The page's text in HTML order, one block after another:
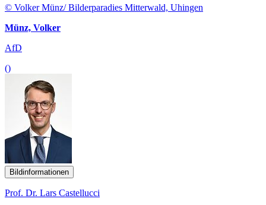
© Volker Münz/ Bilderparadies Mitterwald, Uhingen
Münz, Volker
AfD
()
Bildinformationen
Prof. Dr. Lars Castellucci